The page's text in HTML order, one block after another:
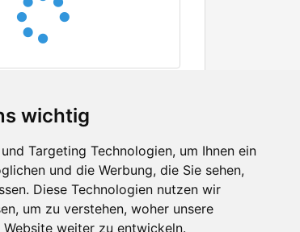
wichtig
Targeting Technologien, um Ihnen ein
und die Werbung, die Sie sehen,
Diese Technologien nutzen wir
um zu verstehen, woher unsere
weiter zu entwickeln.
Facebook
Twitter
YouTube